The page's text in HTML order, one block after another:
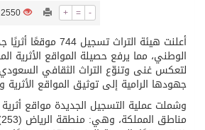
ثلة من الضابطات في الجييش
+ = -
2550
أعلنت هيئة التراث
لتعكس غنى وتنوّع التراث الثقافي
جهودها الرامية إلى توثيق المواقع الأثرية
وشملت عملية التسجيل الجديدة مواقع